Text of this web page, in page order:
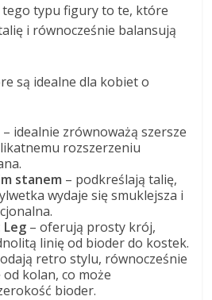
tego typu figury to te, które
i równocześnie balansują
są idealne dla kobiet o
– idealnie zrównoważą szersze
rozszerzeniu
stanem – podkreślają talię,
wydaje się smuklejsza i
Leg – oferują prosty krój,
linię od bioder do kostek.
retro stylu, równocześnie
kolan, co może
bioder.